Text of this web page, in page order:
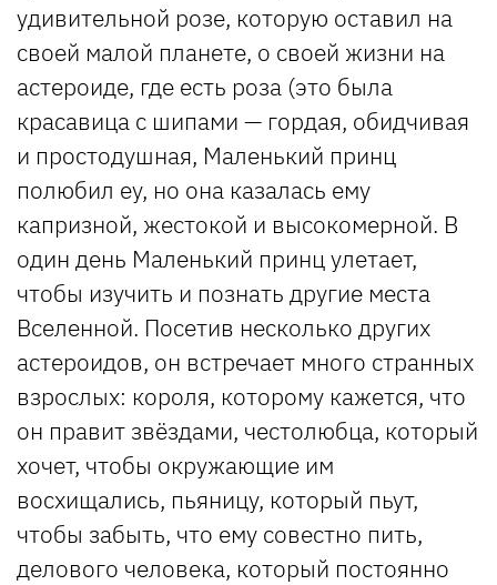
удивительной розе, которую оставил на
своей малой планете, о своей жизни на
астероиде, где есть роза (это была
красавица с шипами — гордая, обидчивая
и простодушная, Маленький принц
полюбил еу, но она казалась ему
капризной, жестокой и высокомерной. В
один день Маленький принц улетает,
чтобы изучить и познать другие места
Вселенной. Посетив несколько других
астероидов, он встречает много странных
взрослых: короля, которому кажется, что
он правит звёздами, честолюбца, который
хочет, чтобы окружающие им
восхищались, пьяницу, который пьут,
чтобы забыть, что ему совестно пить,
делового человека, который постоянно